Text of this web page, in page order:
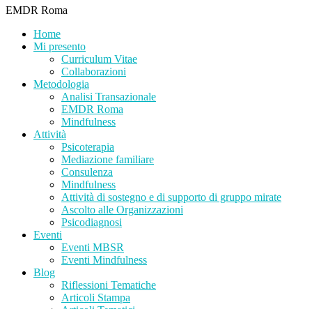
EMDR Roma
Home
Mi presento
Curriculum Vitae
Collaborazioni
Metodologia
Analisi Transazionale
EMDR Roma
Mindfulness
Attività
Psicoterapia
Mediazione familiare
Consulenza
Mindfulness
Attività di sostegno e di supporto di gruppo mirate
Ascolto alle Organizzazioni
Psicodiagnosi
Eventi
Eventi MBSR
Eventi Mindfulness
Blog
Riflessioni Tematiche
Articoli Stampa